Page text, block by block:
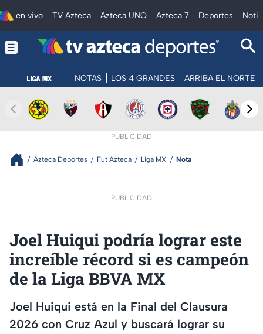
en vivo TV Azteca Azteca UNO Azteca 7 Deportes
NOTAS LOS 4 GRANDES ARRIBA EL NORTE
PUBLICIDAD
Azteca Deportes Fut Azteca Liga MX Nota
PUBLICIDAD
Joel Huiqui podría lograr este
increíble récord si es campeón
de la Liga BBVA MX
Joel Huiqui está en la Final del Clausura
2026 con Cruz Azul y buscará lograr su